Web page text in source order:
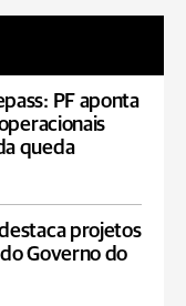
PF aponta
queda
projetos
Governo do